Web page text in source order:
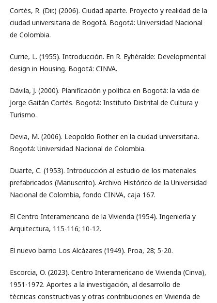
Cortés, R. (Dir.) (2006). Ciudad aparte. Proyecto y realidad de la
ciudad universitaria de Bogotá. Bogotá: Universidad Nacional
de Colombia.
Currie, L. (1955). Introducción. En R. Eyhéralde: Developmental
design in Housing. Bogotá: CINVA.
Dávila, J. (2000). Planificación y política en Bogotá: la vida de
Jorge Gaitán Cortés. Bogotá: Instituto Distrital de Cultura y
Turismo.
Devia, M. (2006). Leopoldo Rother en la ciudad universitaria.
Bogotá: Universidad Nacional de Colombia.
Duarte, C. (1953). Introducción al estudio de los materiales
prefabricados (Manuscrito). Archivo Histórico de la Universidad
Nacional de Colombia, fondo CINVA, caja 167.
El Centro Interamericano de la Vivienda (1954). Ingeniería y
Arquitectura, 115-116; 10-12.
El nuevo barrio Los Alcázares (1949). Proa, 28; 5-20.
Escorcia, O. (2023). Centro Interamericano de Vivienda (Cinva),
1951-1972. Aportes a la investigación, al desarrollo de
técnicas constructivas y otras contribuciones en Vivienda de